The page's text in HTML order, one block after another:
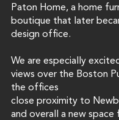
Paton Home, a home
boutique that later
design office.
We are especially
views over the Boston
the offices
close proximity to
and overall a new space